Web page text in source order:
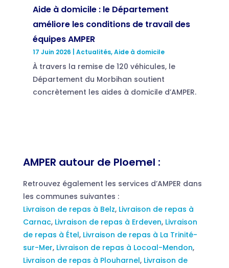
Aide à domicile : le Département
améliore les conditions de travail des
équipes AMPER
17 Juin 2026 Actualités,Aide à domicile
À travers la remise de 120 véhicules, le
Département du Morbihan soutient
concrètement les aides à domicile d’AMPER.
AMPER autour de Ploemel :
Retrouvez également les services d’AMPER dans
les communes suivantes :
Livraison de repas à Belz, Livraison de repas à
Carnac, Livraison de repas à Erdeven, Livraison
de repas à Étel, Livraison de repas à La Trinité-
sur-Mer, Livraison de repas à Locoal-Mendon,
Livraison de repas à Plouharnel, Livraison de